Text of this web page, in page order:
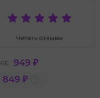
Читать отзывы
949 ₽
849 ₽